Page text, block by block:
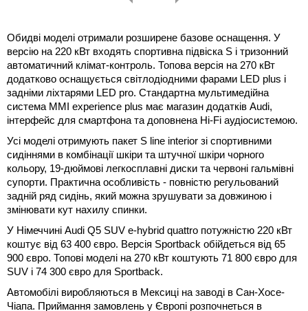
Обидві моделі отримали розширене базове оснащення. У
версію на 220 кВт входять спортивна підвіска S і тризонний
автоматичний клімат-контроль. Топова версія на 270 кВт
додатково оснащується світлодіодними фарами LED plus і
задніми ліхтарями LED pro. Стандартна мультимедійна
система MMI experience plus має магазин додатків Audi,
інтерфейс для смартфона та доповнена Hi-Fi аудіосистемою.
Усі моделі отримують пакет S line interior зі спортивними
сидіннями в комбінації шкіри та штучної шкіри чорного
кольору, 19-дюймові легкосплавні диски та червоні гальмівні
супорти. Практична особливість - повністю регульований
задній ряд сидінь, який можна зрушувати за довжиною і
змінювати кут нахилу спинки.
У Німеччині Audi Q5 SUV e-hybrid quattro потужністю 220 кВт
коштує від 63 400 євро. Версія Sportback обійдеться від 65
900 євро. Топові моделі на 270 кВт коштують 71 800 євро для
SUV і 74 300 євро для Sportback.
Автомобілі виробляються в Мексиці на заводі в Сан-Хосе-
Чіапа. Приймання замовлень у Європі розпочнеться в